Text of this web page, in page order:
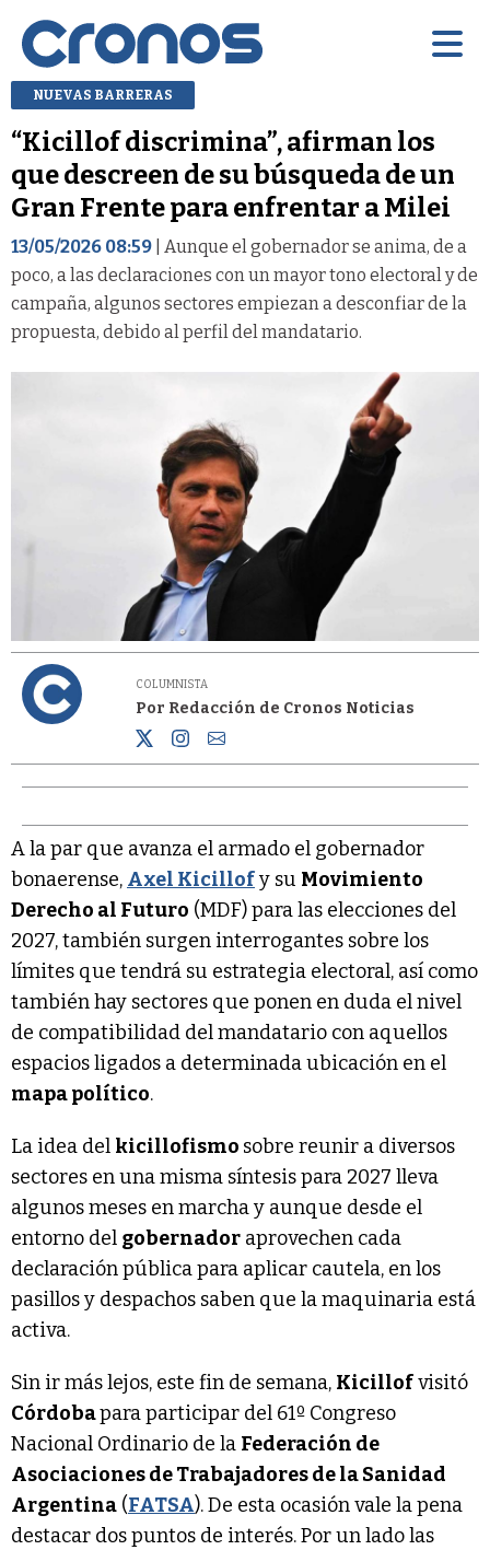
NUEVAS BARRERAS
“Kicillof discrimina”, afirman los
que descreen de su búsqueda de un
Gran Frente para enfrentar a Milei
13/05/2026 08:59 | Aunque el gobernador se anima, de a
poco, a las declaraciones con un mayor tono electoral y de
campaña, algunos sectores empiezan a desconfiar de la
propuesta, debido al perfil del mandatario.
COLUMNISTA
Por Redacción de Cronos Noticias
A la par que avanza el armado el gobernador
bonaerense, Axel Kicillofy su Movimiento
Derecho al Futuro (MDF) para las elecciones del
2027, también surgen interrogantes sobre los
límites que tendrá su estrategia electoral, así como
también hay sectores que ponen en duda el nivel
de compatibilidad del mandatario con aquellos
espacios ligados a determinada ubicación en el
mapa político.
La idea del kicillofismo sobre reunir a diversos
sectores en una misma síntesis para 2027 lleva
algunos meses en marcha y aunque desde el
entorno del gobernador aprovechen cada
declaración pública para aplicar cautela, en los
pasillos y despachos saben que la maquinaria está
activa.
Sin ir más lejos, este fin de semana, Kicillofvisitó
Córdobapara participar del 61º Congreso
Nacional Ordinario de la Federación de
Asociaciones de Trabajadores de la Sanidad
Argentina (FATSA). De esta ocasión vale la pena
destacar dos puntos de interés. Por un lado las